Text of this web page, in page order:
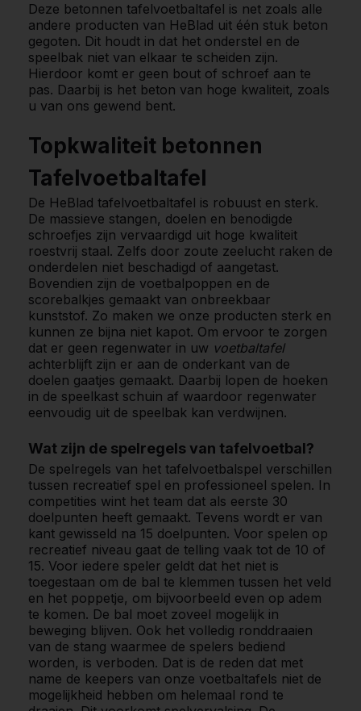
Deze betonnen tafelvoetbaltafel is net zoals alle
andere producten van HeBlad uit één stuk beton
gegoten. Dit houdt in dat het onderstel en de
speelbak niet van elkaar te scheiden zijn.
Hierdoor komt er geen bout of schroef aan te
pas. Daarbij is het beton van hoge kwaliteit, zoals
u van ons gewend bent.
Topkwaliteit betonnen
Tafelvoetbaltafel
De HeBlad tafelvoetbaltafel is robuust en sterk.
De massieve stangen, doelen en benodigde
schroefjes zijn vervaardigd uit hoge kwaliteit
roestvrij staal. Zelfs door zoute zeelucht raken de
onderdelen niet beschadigd of aangetast.
Bovendien zijn de voetbalpoppen en de
scorebalkjes gemaakt van onbreekbaar
kunststof. Zo maken we onze producten sterk en
kunnen ze bijna niet kapot. Om ervoor te zorgen
dat er geen regenwater in uw voetbaltafel
achterblijft zijn er aan de onderkant van de
doelen gaatjes gemaakt. Daarbij lopen de hoeken
in de speelkast schuin af waardoor regenwater
eenvoudig uit de speelbak kan verdwijnen.
Wat zijn de spelregels van tafelvoetbal?
De spelregels van het tafelvoetbalspel verschillen
tussen recreatief spel en professioneel spelen. In
competities wint het team dat als eerste 30
doelpunten heeft gemaakt. Tevens wordt er van
kant gewisseld na 15 doelpunten. Voor spelen op
recreatief niveau gaat de telling vaak tot de 10 of
15. Voor iedere speler geldt dat het niet is
toegestaan om de bal te klemmen tussen het veld
en het poppetje, om bijvoorbeeld even op adem
te komen. De bal moet zoveel mogelijk in
beweging blijven. Ook het volledig ronddraaien
van de stang waarmee de spelers bediend
worden, is verboden. Dat is de reden dat met
name de keepers van onze voetbaltafels niet de
mogelijkheid hebben om helemaal rond te